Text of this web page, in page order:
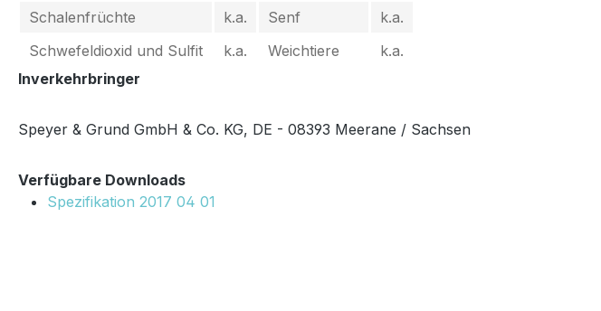
Schalenfrüchte
k.a. Senf
k.a.
Schwefeldioxid und Sulfit
k.a. Weichtiere
k.a.
Inverkehrbringer
Speyer & Grund GmbH & Co. KG, DE - 08393 Meerane / Sachsen
Verfügbare Downloads
Spezifikation 2017 04 01